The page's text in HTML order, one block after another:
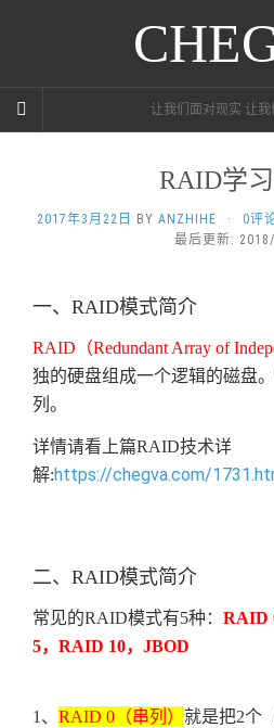
让我们面对现实 让我
RAID学
2017年3月22日 BY ANZHIHE · 0评
最后更新:
一、 RAID模式简介
RAID （Redundant Array of
独的硬盘组成一个逻辑的磁盘
列。
详情请看上篇RAID技术详
解:https://chegva.com/
二、 RAID模式简介
常见的RAID模式有5种： RAID
5， RAID 10， JBOD
1 、 RAID 0 （串列） 就是把2个